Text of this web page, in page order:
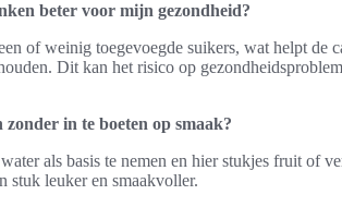
beter voor mijn gezondheid?
of weinig toegevoegde suikers, wat helpt de
Dit kan het risico op
in te boeten op smaak?
als basis te nemen en hier stukjes fruit of
stuk leuker en smaakvoller.